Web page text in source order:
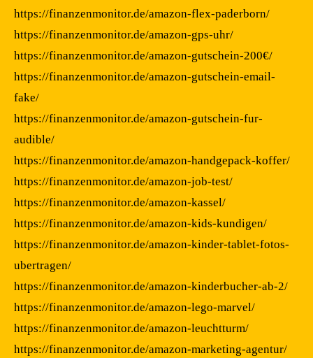
https://finanzenmonitor.de/amazon-flex-paderborn/
https://finanzenmonitor.de/amazon-gps-uhr/
https://finanzenmonitor.de/amazon-gutschein-200€/
https://finanzenmonitor.de/amazon-gutschein-email-
fake/
https://finanzenmonitor.de/amazon-gutschein-fur-
audible/
https://finanzenmonitor.de/amazon-handgepack-koffer/
https://finanzenmonitor.de/amazon-job-test/
https://finanzenmonitor.de/amazon-kassel/
https://finanzenmonitor.de/amazon-kids-kundigen/
https://finanzenmonitor.de/amazon-kinder-tablet-fotos-
ubertragen/
https://finanzenmonitor.de/amazon-kinderbucher-ab-2/
https://finanzenmonitor.de/amazon-lego-marvel/
https://finanzenmonitor.de/amazon-leuchtturm/
https://finanzenmonitor.de/amazon-marketing-agentur/